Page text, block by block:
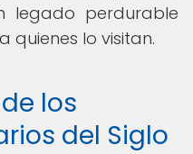
legado perdurable
quienes lo visitan.
los
del Siglo